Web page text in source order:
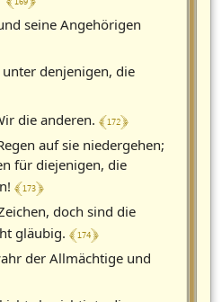
seine Angehörigen
denjenigen, die
die anderen. ﴾ 172 ﴿
auf sie niedergehen;
für diejenigen, die
﴾ 173 ﴿
doch sind die
gläubig. ﴾ 174 ﴿
der Allmächtige und